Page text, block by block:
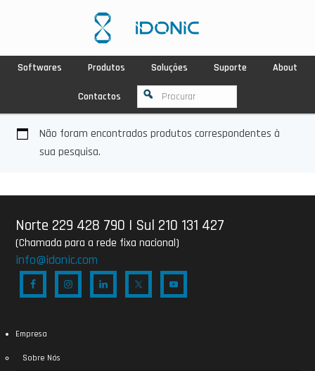
Softwares Produtos Soluções Suporte About
Contactos
Não foram encontrados produtos correspondentes à
sua pesquisa.
Norte 229 428 790 | Sul 210 131 427
(Chamada para a rede fixa nacional)
info@idonic.com
Empresa
Sobre Nós